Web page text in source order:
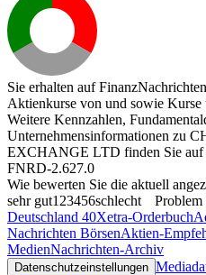
Sie erhalten auf
Aktienkurse von und sowie Kurse
Weitere Kennzahlen,
Unternehmensinformationen zu
EXCHANGE LTD finden Sie auf
FNRD-2.627.0
Wie bewerten Sie die aktuell
sehr gut1 23456schlecht
Problem
Deutschland 40Xetra-Orderbuch
Nachrichten BörsenAktien-
MedienNachrichten-Archiv
Datenschutzeinstellungen